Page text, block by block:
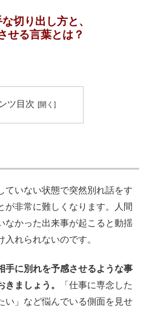
切り出し方と、
せる言葉とは？
ツ目次
ていない状態で突然別れ話をす
が非常に難しくなります。人間
なかった出来事が起こると動揺
れられないのです。
手に別れを予感させるような事
ましょう。
「仕事に専念した
い」など悩んでいる側面を見せ